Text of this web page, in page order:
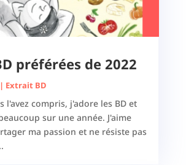
préférées de 2022
Extrait BD
l'avez compris, j'adore les BD et
sur une année. J'aime
ma passion et ne résiste pas